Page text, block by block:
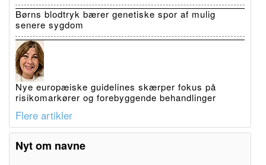
Børns blodtryk bærer genetiske spor af mulig
senere sygdom
Nye europæiske guidelines skærper fokus på
risikomarkører og forebyggende behandlinger
Flere artikler
Nyt om navne